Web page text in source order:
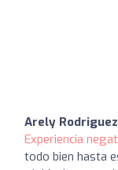
Arely Rodriguez
Experiencia
todo bien hasta